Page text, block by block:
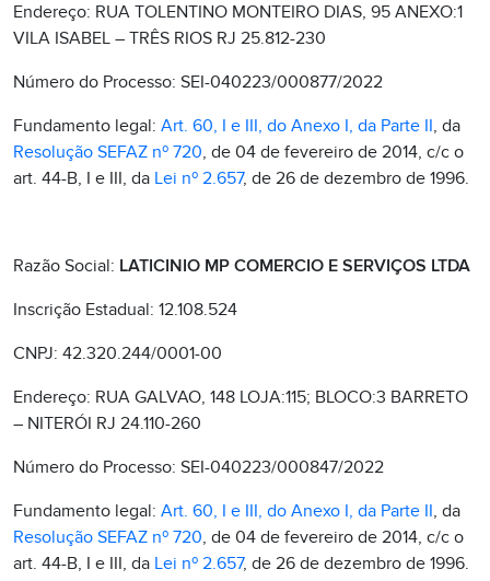
Endereço: RUA TOLENTINO MONTEIRO DIAS, 95 ANEXO:1
VILA ISABEL – TRÊS RIOS RJ 25.812-230
Número do Processo: SEI-040223/000877/2022
Fundamento legal: Art. 60, I e III, do Anexo I, da Parte II, da
Resolução SEFAZ nº 720, de 04 de fevereiro de 2014, c/c o
art. 44-B, I e III, da Lei nº 2.657, de 26 de dezembro de 1996.
Razão Social: LATICINIO MP COMERCIO E SERVIÇOS LTDA
Inscrição Estadual: 12.108.524
CNPJ: 42.320.244/0001-00
Endereço: RUA GALVAO, 148 LOJA:115; BLOCO:3 BARRETO
– NITERÓI RJ 24.110-260
Número do Processo: SEI-040223/000847/2022
Fundamento legal: Art. 60, I e III, do Anexo I, da Parte II, da
Resolução SEFAZ nº 720, de 04 de fevereiro de 2014, c/c o
art. 44-B, I e III, da Lei nº 2.657, de 26 de dezembro de 1996.